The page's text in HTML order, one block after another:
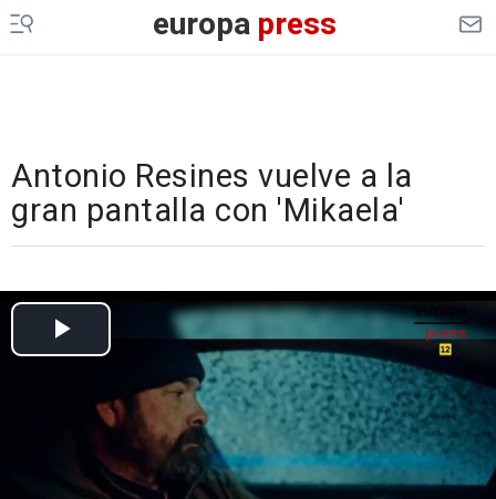
europapress
Antonio Resines vuelve a la
gran pantalla con 'Mikaela'